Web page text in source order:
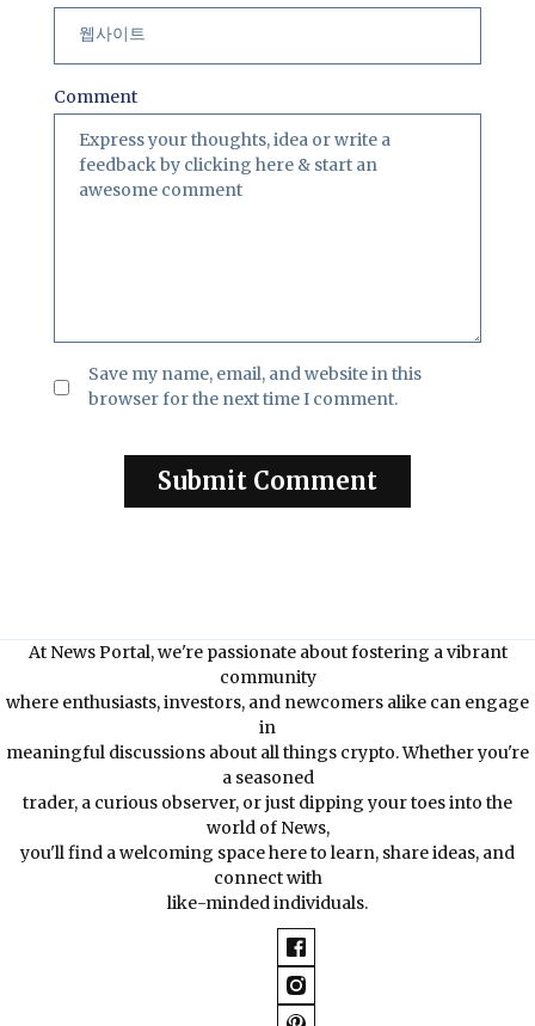
Comment
Save my name, email, and website in this
browser for the next time I comment.
At News Portal, we're passionate about fostering a vibrant
community
where enthusiasts, investors, and newcomers alike can engage
in
meaningful discussions about all things crypto. Whether you're
a seasoned
trader, a curious observer, or just dipping your toes into the
world of News,
you'll find a welcoming space here to learn, share ideas, and
connect with
like-minded individuals.